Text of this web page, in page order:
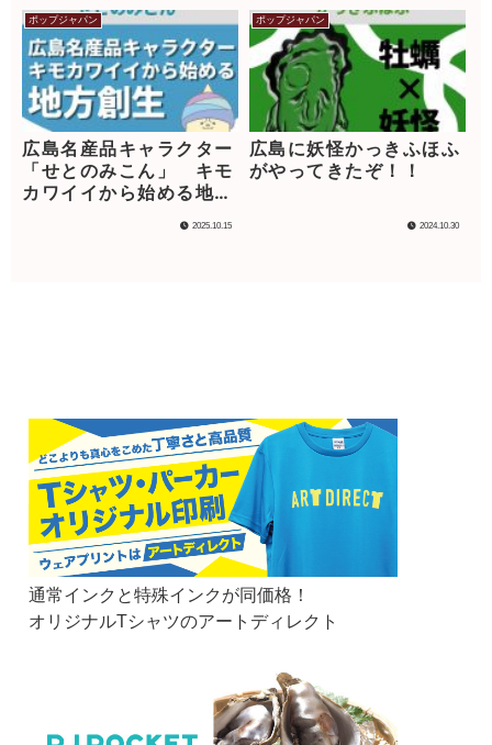
ポップジャパン
広島名産品キャラクター
「せとのみこん」 キモ
カワイイから始める地方
2025.10.15
ポップジャパン
広島に妖怪かっきふほふ
がやってきたぞ！！
2024.10.30
通常インクと特殊インクが同価格！
オリジナルTシャツのアートディレクト